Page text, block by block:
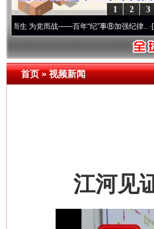
3
2
1
而战——百年“纪”事⑧加强纪律..·[视频]牢记
首页»视频新闻
江河见证